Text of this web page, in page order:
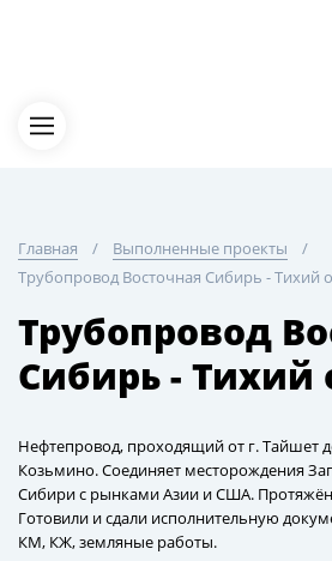
Главная
Выполненные проекты
Трубопровод Восточная Сибирь - Тихий
Трубопровод
Сибирь - Тихий
Нефтепровод, проходящий от г. Тайшет
Козьмино. Соединяет месторождения
Сибири с рынками Азии и США.
Готовили и сдали исполнительную
КМ, КЖ, земляные работы.